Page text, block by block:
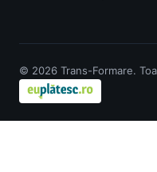
© 2026 Trans-Formare.